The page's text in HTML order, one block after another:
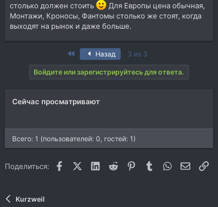
столько должен стоить
Для Европы цена обычная,
Монтажи, Кроносы, Фантомы столько же стоят, когда
выходят на рынок и даже больше.
First Назад 3 из 3
Войдите или зарегистрируйтесь для ответа.
Сейчас просматривают
Всего: 1 (пользователей: 0, гостей: 1)
Поделиться: FacebookX (Twitter)
LinkedIn
Reddit Pinterest
Tumblr WhatsApp
Kurzweil